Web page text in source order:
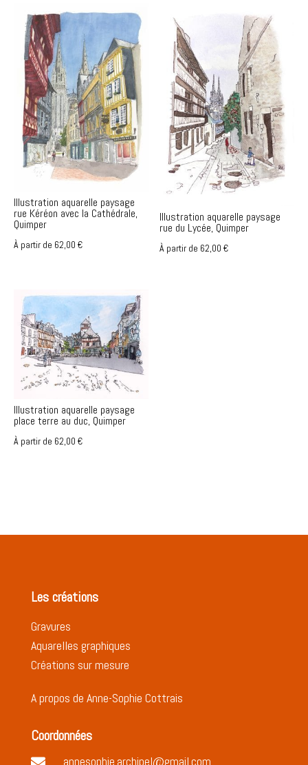
Illustration aquarelle paysage
rue Kéréon avec la Cathédrale,
Quimper
À partir de 62,00 €
Illustration aquarelle paysage
rue du Lycée, Quimper
À partir de 62,00€
Illustration aquarelle paysage
place terre au duc, Quimper
À partir de 62,00 €
Les créations
Gravures
Aquarelles graphiques
Créations sur mesure
A propos de Anne-Sophie Cottrais
Coordonnées
annesophie.archipel@gmail.com